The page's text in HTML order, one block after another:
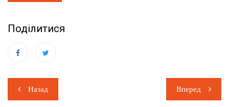
Поділитися
Навігація
Назад Вперед